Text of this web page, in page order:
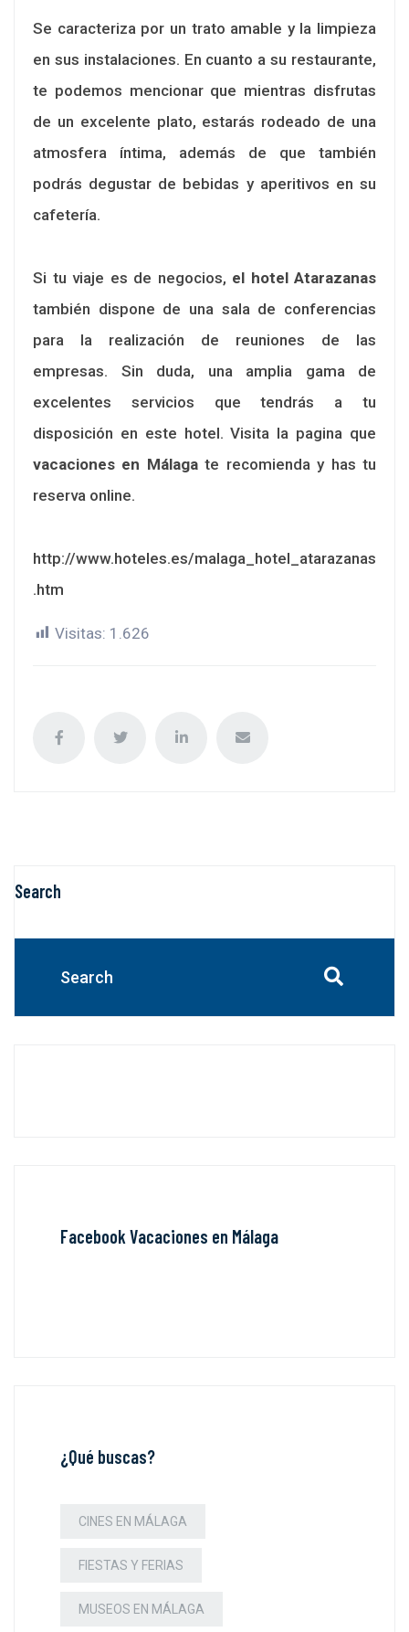
Se caracteriza por un trato amable y la limpieza
en sus instalaciones. En cuanto a su restaurante,
te podemos mencionar que mientras disfrutas
de un excelente plato, estarás rodeado de una
atmosfera íntima, además de que también
podrás degustar de bebidas y aperitivos en su
cafetería.
Si tu viaje es de negocios, el hotel Atarazanas
también dispone de una sala de conferencias
para la realización de reuniones de las
empresas. Sin duda, una amplia gama de
excelentes servicios que tendrás a tu
disposición en este hotel. Visita la pagina que
vacaciones en Málagate recomienda y has tu
reserva online.
http://www.hoteles.es/malaga_hotel_atarazanas
.htm
Visitas: 1.626
Search
Facebook Vacaciones en Málaga
¿Qué buscas?
CINES EN MÁLAGA
FIESTAS Y FERIAS
MUSEOS EN MÁLAGA